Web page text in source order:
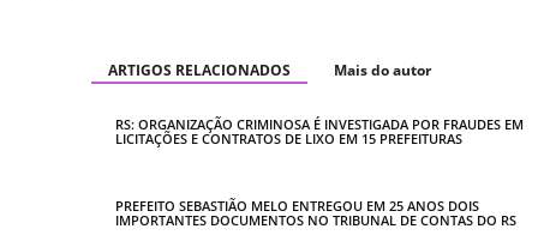
ARTIGOS RELACIONADOS Mais do autor
RS: ORGANIZAÇÃO CRIMINOSA É INVESTIGADA POR FRAUDES EM
LICITAÇÕES E CONTRATOS DE LIXO EM 15 PREFEITURAS
PREFEITO SEBASTIÃO MELO ENTREGOU EM 25 ANOS DOIS
IMPORTANTES DOCUMENTOS NO TRIBUNAL DE CONTAS DO RS